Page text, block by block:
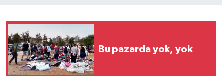
Bu pazarda yok, yok